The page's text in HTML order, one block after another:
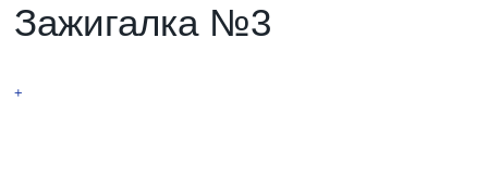
Зажигалка №3
+